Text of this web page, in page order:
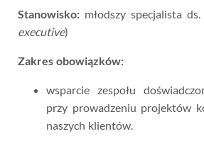
Stanowisko: młodszy specjalista
executive)
Zakres obowiązków:
wsparcie zespołu
przy prowadzeniu projektów
naszych klientów.